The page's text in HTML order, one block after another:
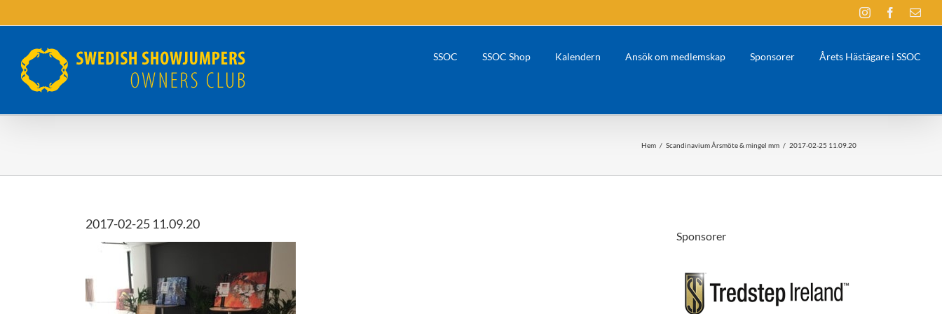
InstagramFacebook
E-
post
SSOC SSOC Shop Kalendern Ansök om medlemskap Sponsorer Årets Hästägare i SSOC
Hem / Scandinavium Årsmöte & mingel mm / 2017-02-25 11.09.20
2017-02-25 11.09.20
Sponsorer